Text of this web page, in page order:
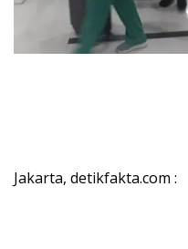
Jakarta, detikfakta.com :